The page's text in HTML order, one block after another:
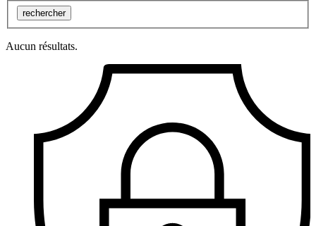
rechercher
Aucun résultats.